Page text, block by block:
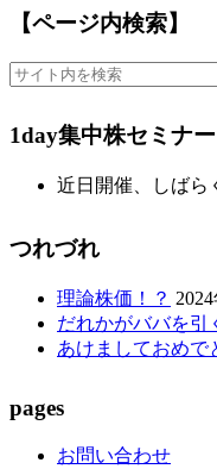
【ページ内検索】
1day集中株セミナー
近日開催、しばら
つれづれ
理論株価！？
だれかがババを引
あけましておめで
pages
お問い合わせ